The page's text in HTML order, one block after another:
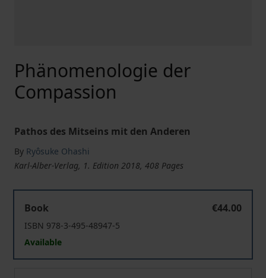
Phänomenologie der
Compassion
Pathos des Mitseins mit den Anderen
By Ryôsuke Ohashi
Karl-Alber-Verlag, 1. Edition 2018, 408 Pages
Book
€44.00
ISBN 978-3-495-48947-5
Available